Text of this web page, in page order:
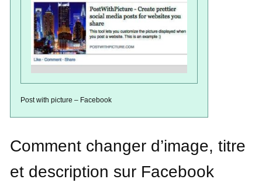
Post with picture – Facebook
Comment changer d’image, titre
et description sur Facebook